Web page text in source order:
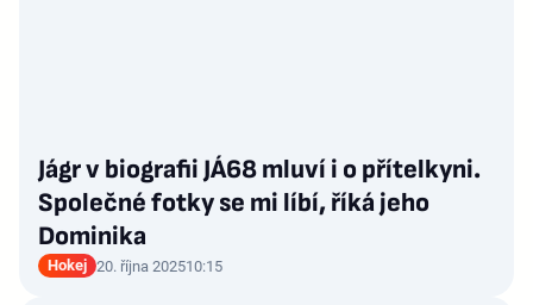
Jágr v biografii JÁ68 mluví i o přítelkyni.
Společné fotky se mi líbí, říká jeho
Dominika
Hokej 20. října 202510:15